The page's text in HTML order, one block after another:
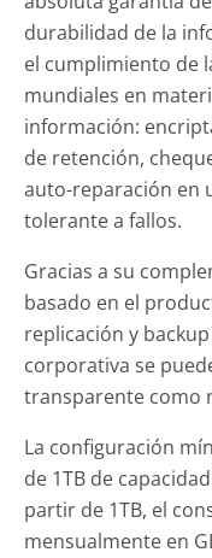
durabilidad de la
el cumplimiento de
mundiales en
información:
de retención,
auto-reparación en
tolerante a fallos.
Gracias a su
basado en el
replicación y
corporativa se
transparente como
La configuración
de 1TB de
partir de 1TB, el
mensualmente en